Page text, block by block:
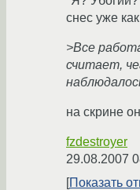
снес уже
>Все
считает,
на скрине
fzdestroyer
29.08.2007
Показать